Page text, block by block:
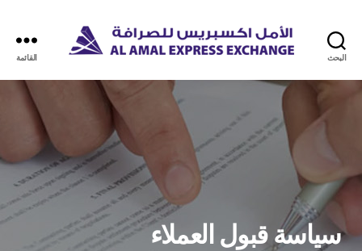
البحث القائمة
سياسة قبول العملاء